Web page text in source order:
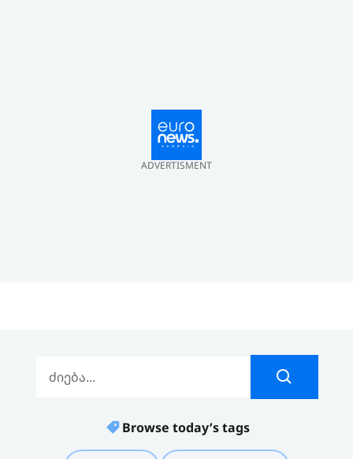
ADVERTISMENT
Browse today’s tags